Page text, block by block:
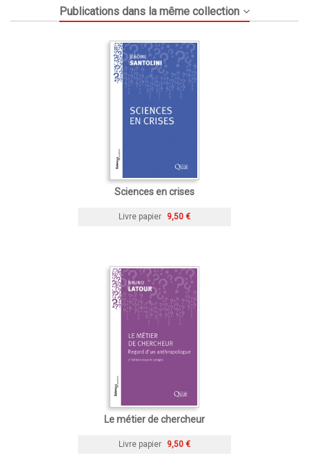
Publications dans la même collection
Sciences en crises
Livre papier 9,50 €
Le métier de chercheur
Livre papier 9,50 €